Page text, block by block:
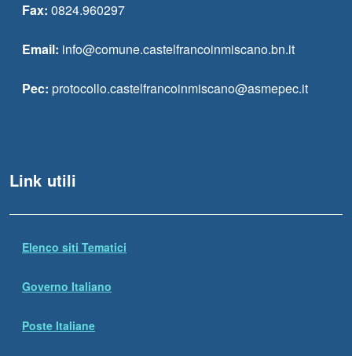
Fax: 0824.960297
Email: info@comune.castelfrancoinmiscano.bn.it
Pec: protocollo.castelfrancoinmiscano@asmepec.it
Link utili
Elenco siti Tematici
Governo Italiano
Poste Italiane